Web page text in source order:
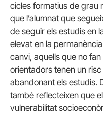
cicles formatius de grau
que l’alumnat que
de seguir els estudis en
elevat en la
canvi, aquells que no
orientadors tenen un
abandonant els estudis.
també reflecteixen que
vulnerabilitat